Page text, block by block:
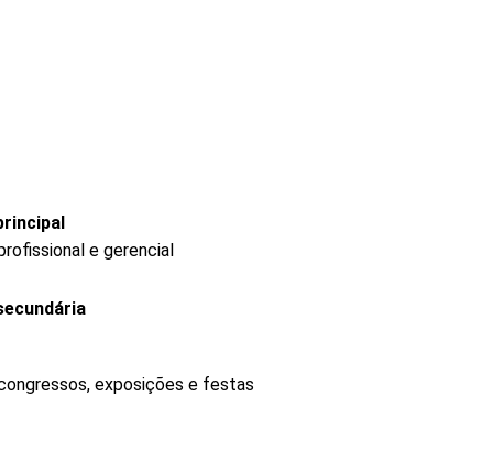
e gerencial
exposições e festas